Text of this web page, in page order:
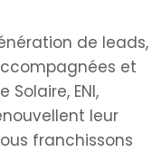
de leads,
et
Solaire, ENI,
leur
franchissons